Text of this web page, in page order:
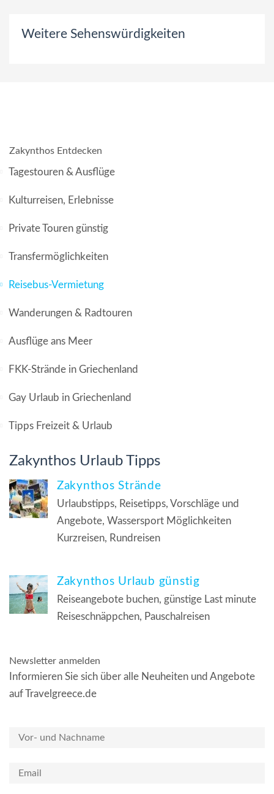
Weitere Sehenswürdigkeiten
Zakynthos Entdecken
Tagestouren & Ausflüge
Kulturreisen, Erlebnisse
Private Touren günstig
Transfermöglichkeiten
Reisebus-Vermietung
Wanderungen & Radtouren
Ausflüge ans Meer
FKK-Strände in Griechenland
Gay Urlaub in Griechenland
Tipps Freizeit & Urlaub
Zakynthos Urlaub Tipps
Zakynthos Strände
Urlaubstipps, Reisetipps, Vorschläge und
Angebote, Wassersport Möglichkeiten
Kurzreisen, Rundreisen
Zakynthos Urlaub günstig
Reiseangebote buchen, günstige Last minute
Reiseschnäppchen, Pauschalreisen
Newsletter anmelden
Informieren Sie sich über alle Neuheiten und Angebote
auf Travelgreece.de